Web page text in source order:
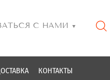
С НАМИ ▼
КОНТАКТЫ